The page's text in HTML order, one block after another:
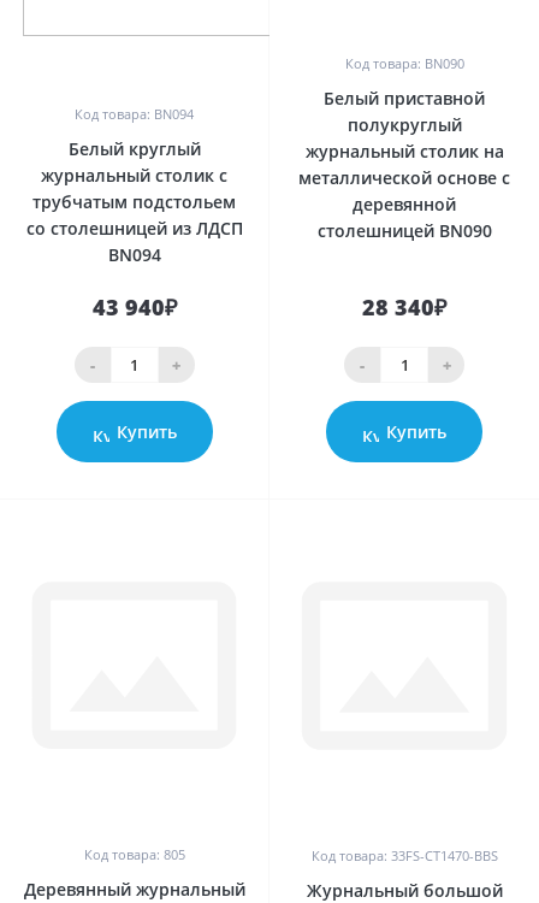
Код товара: BN094
Белый круглый
журнальный столик с
трубчатым подстольем
со столешницей из ЛДСП
BN094
43 940₽
- +
Купить
Код товара: BN090
Белый приставной
полукруглый
журнальный столик на
металлической основе с
деревянной
столешницей BN090
28 340₽
- +
Купить
Код товара: 805
Деревянный журнальный
Код товара: 33FS-CT1470-BBS
Журнальный большой